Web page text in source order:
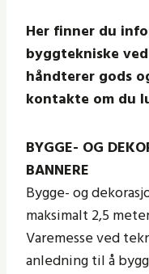
Her finner du
byggtekniske
håndterer gods
kontakte om du
BYGGE- OG
BANNERE
Bygge- og
maksimalt 2,5
Varemesse ved
anledning til å